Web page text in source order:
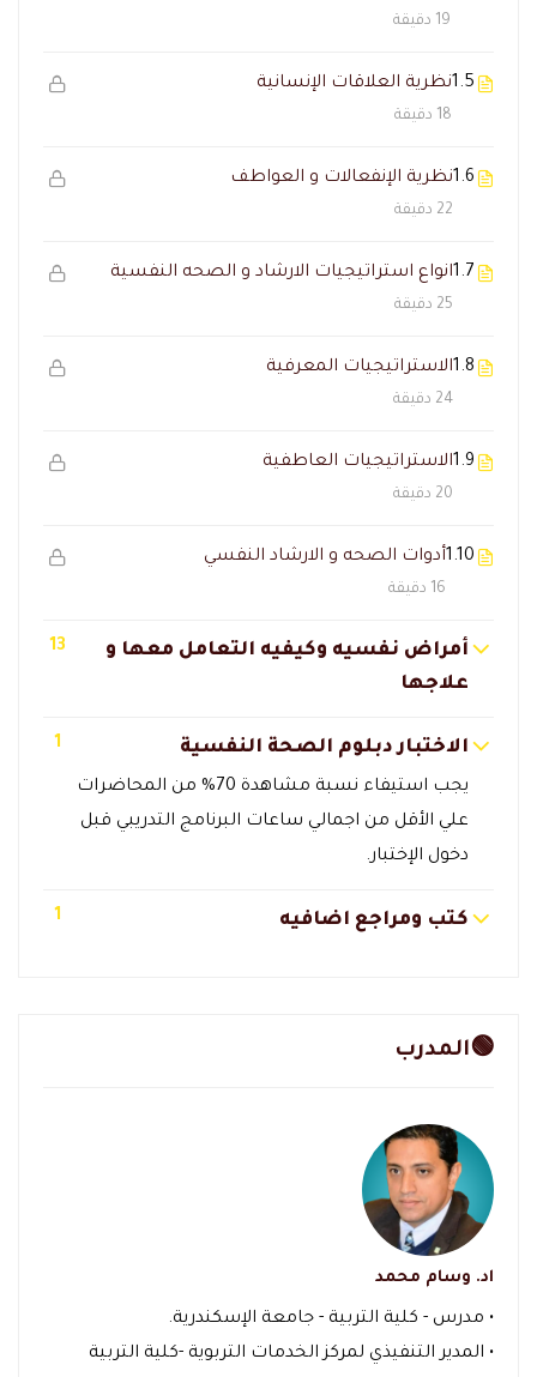
19 دقيقة
1.5نظرية العلاقات الإنسانية
18 دقيقة
1.6نظرية الإنفعالات و العواطف
22 دقيقة
1.7انواع استراتيجيات الارشاد و الصحه النفسية
25 دقيقة
1.8الاستراتيجيات المعرفية
24 دقيقة
1.9الاستراتيجيات العاطفية
20 دقيقة
1.10أدوات الصحه و الارشاد النفسي
16 دقيقة
أمراض نفسيه وكيفيه التعامل معها و
علاجها
13
الاختبار دبلوم الصحة النفسية
يجب استيفاء نسبة مشاهدة 70% من المحاضرات
علي الأقل من اجمالي ساعات البرنامج التدريبي قبل
دخول الإختبار.
1
كتب ومراجع اضافيه 1
🟢المدرب
اد. وسام محمد
• مدرس - كلية التربية - جامعة الإسكندرية.
• المدير التنفيذي لمركز الخدمات التربوية -كلية التربية